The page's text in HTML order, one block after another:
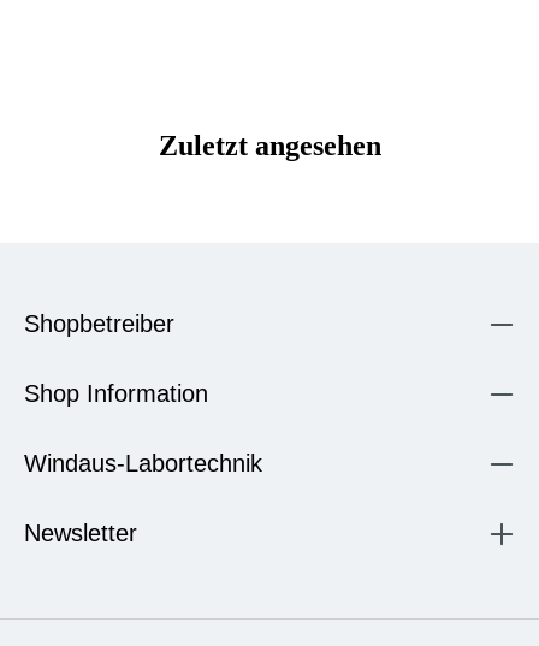
Zuletzt angesehen
Shopbetreiber
Shop Information
Windaus-Labortechnik
Newsletter